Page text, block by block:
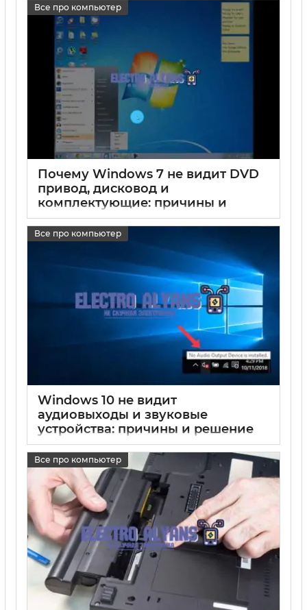
17 05 2025 0
Все про компьютер
Почему Windows 7 не видит DVD
привод, дисковод и
комплектующие: причины и
решения
17 05 2025 0
Все про компьютер
Windows 10 не видит
аудиовыходы и звуковые
устройства: причины и решение
проблем с выводом звука на
компьютере и ноутбуке
17 05 2025 0
Все про компьютер